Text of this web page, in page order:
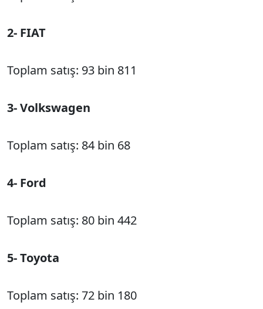
2- FIAT
Toplam satış: 93 bin 811
3- Volkswagen
Toplam satış: 84 bin 68
4- Ford
Toplam satış: 80 bin 442
5- Toyota
Toplam satış: 72 bin 180